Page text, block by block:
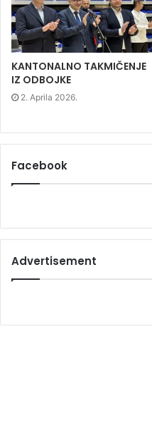
d
o
w
)
o
w
)
d
o
w
)
KANTONALNO TAKMIČENJE
IZ ODBOJKE
2. Aprila 2026.
Facebook
Advertisement